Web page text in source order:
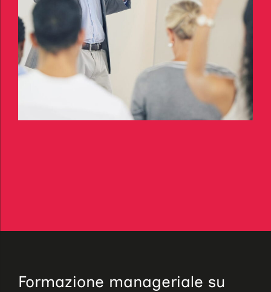
Formazione manageriale su